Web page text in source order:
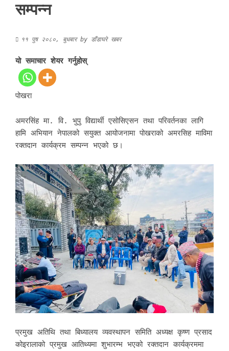
सम्पन्न
११ पुष २०८०, बुधबारby डाँडाघरे खबर
यो समाचार शेयर गर्नुहोस्
पोखरा
अमरसिंह मा. वि. भुपु विद्यार्थी एसाेसिएसन तथा परिवर्तनका लागि
हामि अभियान नेपालको सयुक्त आयोजनामा पोखराको अमरसिह माविमा
रक्तदान कार्यक्रम सम्पन्न भएको छ।
प्रमुख अतिथि तथा बिध्यालय व्यवस्थापन समिति अध्यक्ष कृष्ण प्रसाद
कोइरालाको प्रमुख आतिथ्यमा शुभारम्भ भएको रक्तदान कार्यक्रममा